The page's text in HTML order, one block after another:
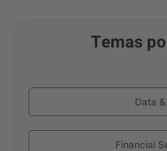
Temas
Data
Financial